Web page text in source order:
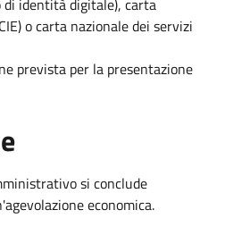
o carta nazionale dei servizi
prevista per la presentazione
si conclude
economica.